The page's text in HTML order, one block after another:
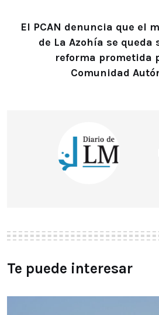
El PCAN denuncia que el
de La Azohía se queda
reforma prometida
Comunidad
Te puede interesar